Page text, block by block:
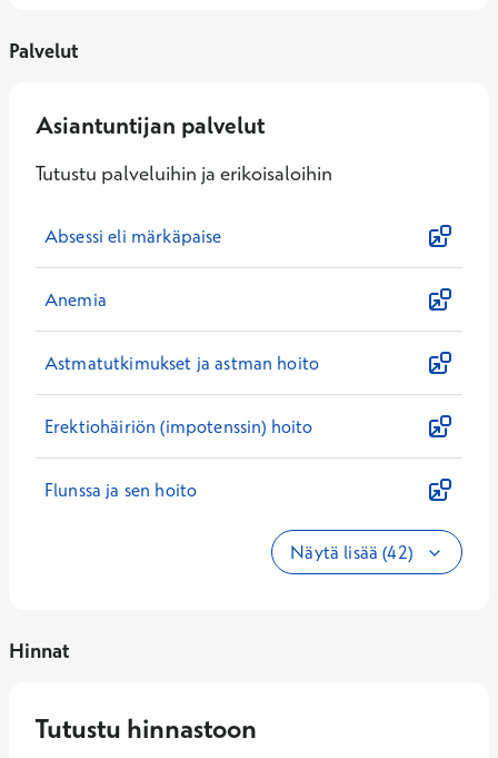
Palvelut
Asiantuntijan palvelut
Tutustu palveluihin ja erikoisaloihin
Absessi eli märkäpaise
Anemia
Astmatutkimukset ja astman hoito
Erektiohäiriön (impotenssin) hoito
Flunssa ja sen hoito
Näytä lisää (42)
Hinnat
Tutustu hinnastoon